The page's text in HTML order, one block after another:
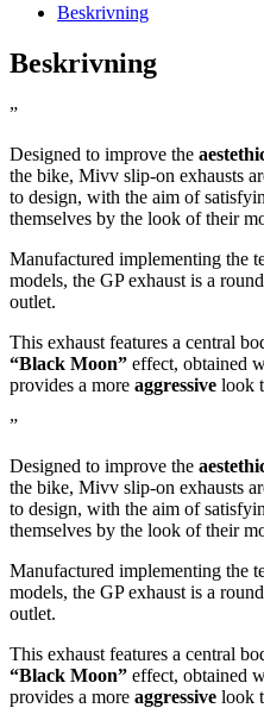
Beskrivning
Beskrivning
”
Designed to improve the
the bike, Mivv slip-on exhausts
to design, with the aim of
themselves by the look of their
Manufactured implementing the
models, the GP exhaust is a
outlet.
This exhaust features a central
“Black Moon” effect, obtained
provides a more aggressive look
”
Designed to improve the
the bike, Mivv slip-on exhausts
to design, with the aim of
themselves by the look of their
Manufactured implementing the
models, the GP exhaust is a
outlet.
This exhaust features a central
“Black Moon” effect, obtained
provides a more aggressive look